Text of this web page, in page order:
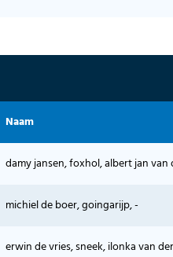
Naam
damy jansen, foxhol, albert jan van
michiel de boer, goingarijp, -
erwin de vries, sneek, ilonka van